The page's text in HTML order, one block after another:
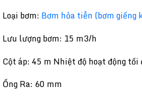
Loại bơm: Bơm hỏa tiễn (bơm giếng
Lưu lượng bơm: 15 m3/h
Cột áp: 45 m Nhiệt độ hoạt động tối
Ống Ra: 60 mm